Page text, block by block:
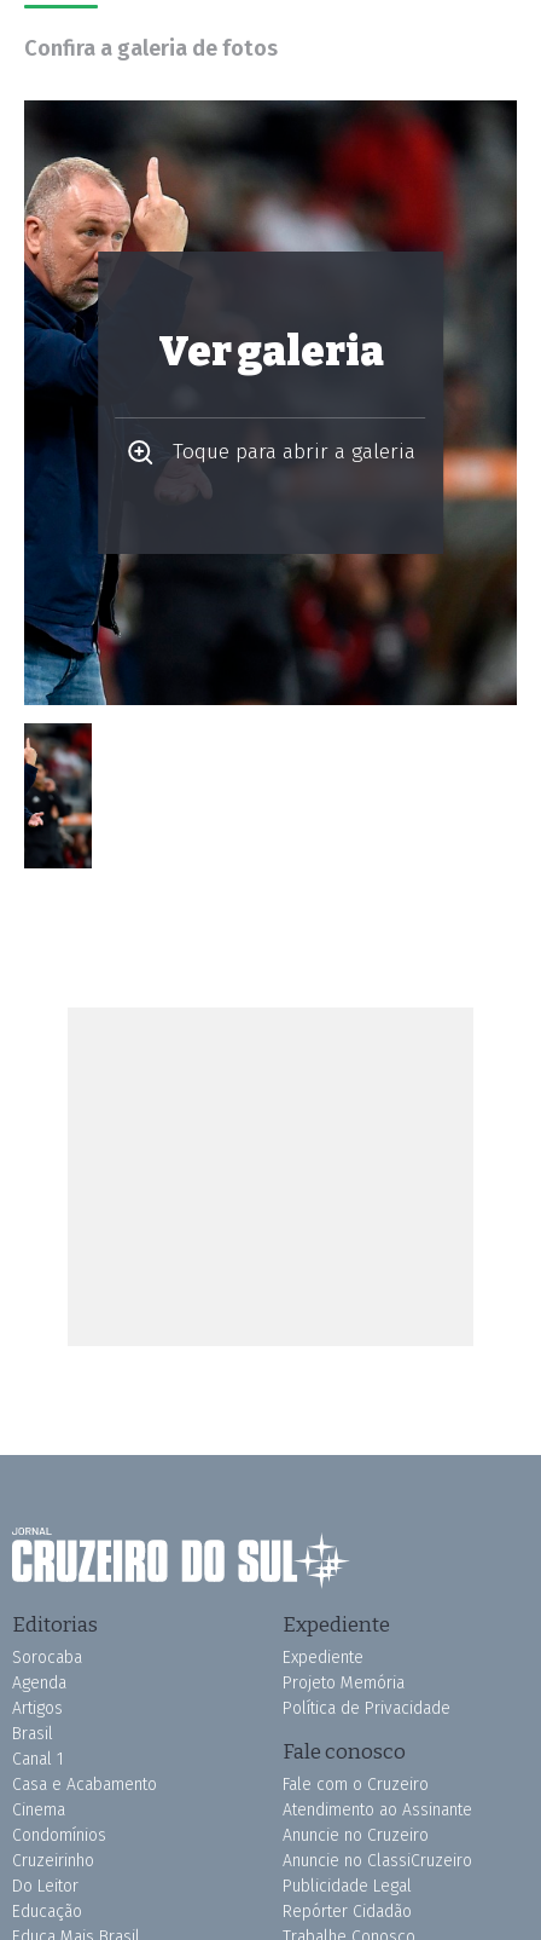
Confira a galeria de fotos
Ver galeria
Toque para abrir a galeria
Editorias
Sorocaba
Agenda
Artigos
Brasil
Canal 1
Casa e Acabamento
Cinema
Condomínios
Cruzeirinho
Do Leitor
Educação
Expediente
Expediente
Projeto Memória
Política de Privacidade
Fale conosco
Fale com o Cruzeiro
Atendimento ao Assinante
Anuncie no Cruzeiro
Anuncie no ClassiCruzeiro
Publicidade Legal
Repórter Cidadão